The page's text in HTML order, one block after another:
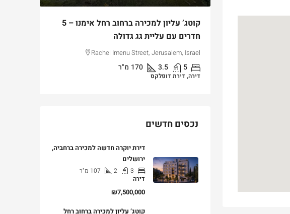
קוטג’ עליון למכירה ברחוב רחל אימנו – 5
חדרים עם עליית גג גדולה
Rachel Imenu Street, Jerusalem, Israel
5
3.5
170 מ"ר
דירה, דירת דופלקס
נכסים חדשים
דירת יוקרה חדשה למכירה ברחביה,
ירושלים
3
2
107 מ"ר
דירה
₪7,500,000
קוטג’ עליון למכירה ברחוב רחל